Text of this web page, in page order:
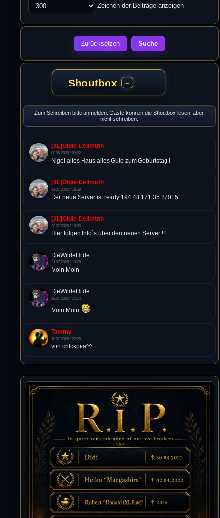
Zeichen der Beiträge anzeigen
Shoutbox −
Zum Schreiben bitte anmelden. Gäste können die Shoutbox lesen, aber
nicht schreiben.
[XL]Oldie-Dellmuth
08.08.2026 / 09:22
Nigel altes Haus alles Gute zum Geburtstag !
[XL]Oldie-Dellmuth
31.07.2026 / 18:59
Der neue Server ist ready 194.48.171.35:27015
[XL]Oldie-Dellmuth
30.07.2026 / 16:08
Hier folgen Info´s über den neuen Server !!!
DieWildeHilde
21.07.2026 / 10:28
Moin Moin
DieWildeHilde
12.07.2026 / 14:14
Moin Moin
Tommy
10.07.2026 / 22:25
von chickpea^^
10.07.2026 / 22:25
Letzte Aktivität:
27. Dez 2023, 22:48
DieWildeHilde
10.07.2026 / 12:48
Happy Birthday Chickpea
DieWildeHilde
10.07.2026 / 10:08
Hallo meine Lieben!
Isimiyaki
10.07.2026 / 00:34
Alles gute chickpea